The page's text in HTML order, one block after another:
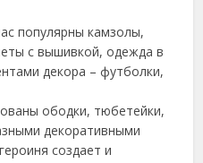
популярны камзолы,
с вышивкой, одежда в
декора – футболки,
ободки, тюбетейки,
декоративными
создает и